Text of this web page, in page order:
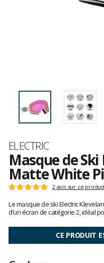
Marque
ELECTRIC
Masque de
Matte White
Les
clients
Note
:
5
sur
5
2 avis sur ce produit
Le masque de ski Electric
d’un écran de catégorie 2, idéal
CE PRODUIT